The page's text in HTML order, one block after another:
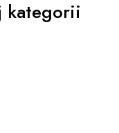
kategorii